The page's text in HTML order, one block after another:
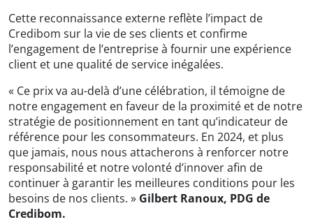
Cette reconnaissance externe reflète l’impact de
Credibom sur la vie de ses clients et confirme
l’engagement de l’entreprise à fournir une expérience
client et une qualité de service inégalées.
« Ce prix va au-delà d’une célébration, il témoigne de
notre engagement en faveur de la proximité et de notre
stratégie de positionnement en tant qu’indicateur de
référence pour les consommateurs. En 2024, et plus
que jamais, nous nous attacherons à renforcer notre
responsabilité et notre volonté d’innover afin de
continuer à garantir les meilleures conditions pour les
besoins de nos clients. » Gilbert Ranoux, PDG de
Credibom.